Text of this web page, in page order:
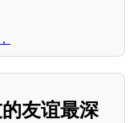
友谊最深